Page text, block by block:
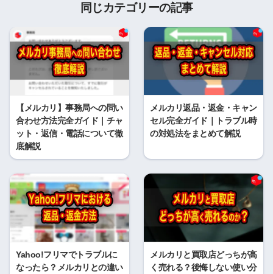
同じカテゴリーの記事
【メルカリ】事務局への問い
合わせ方法完全ガイド｜チャ
ット・返信・電話について徹
底解説
メルカリ返品・返金・キャン
セル完全ガイド｜トラブル時
の対処法をまとめて解説
Yahoo!フリマでトラブルに
なったら？メルカリとの違い
メルカリと買取店どっちが高
く売れる？後悔しない使い分